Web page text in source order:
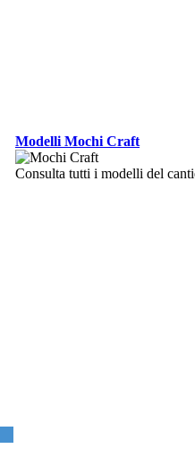
Modelli Mochi Craft
Consulta tutti i modelli del